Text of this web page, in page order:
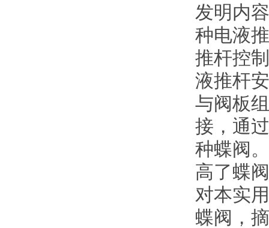
发明内
种电液
推杆控
液推杆
与阀板
接，通
种蝶阀
高了蝶
对本实
蝶阀，